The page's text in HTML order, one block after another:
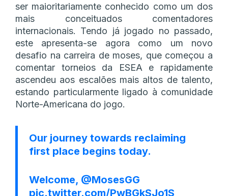
ser maioritariamente conhecido como um dos
mais conceituados comentadores
internacionais. Tendo já jogado no passado,
este apresenta-se agora como um novo
desafio na carreira de moses, que começou a
comentar torneios da ESEA e rapidamente
ascendeu aos escalões mais altos de talento,
estando particularmente ligado à comunidade
Norte-Americana do jogo.
Our journey towards reclaiming
first place begins today.
Welcome, @MosesGG
pic.twitter.com/PwBGkSJo1S